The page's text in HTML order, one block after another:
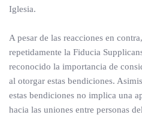
Iglesia.
A pesar de las reacciones en
repetidamente la Fiducia
reconocido la importancia de
al otorgar estas bendiciones.
estas bendiciones no implica una
hacia las uniones entre personas